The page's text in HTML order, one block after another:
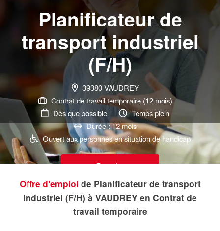
Planificateur de
transport industriel
(F/H)
39380 VAUDREY
Contrat de travail temporaire (12 mois)
Dès que possible
Temps plein
Durée : 12 mois
Ouvert aux personnes en situation de handicap
Postuler
Offre d'emploi de Planificateur de transport
industriel (F/H) à VAUDREY en Contrat de
travail temporaire